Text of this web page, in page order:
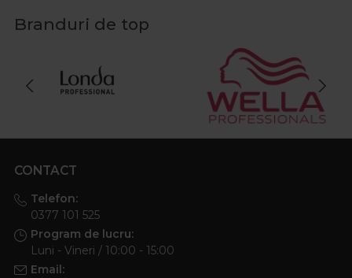
Branduri de top
CONTACT
Telefon:
0377 101 525
Program de lucru:
Luni - Vineri / 10:00 - 15:00
Email: